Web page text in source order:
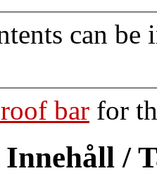
can be
bar for
Innehåll /